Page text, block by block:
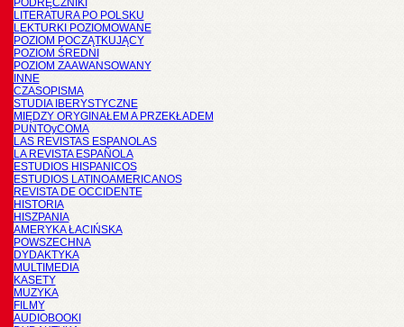
PODRĘCZNIKI
LITERATURA PO POLSKU
LEKTURKI POZIOMOWANE
POZIOM POCZĄTKUJĄCY
POZIOM ŚREDNI
POZIOM ZAAWANSOWANY
INNE
CZASOPISMA
STUDIA IBERYSTYCZNE
MIĘDZY ORYGINAŁEM A PRZEKŁADEM
PUNTOyCOMA
LAS REVISTAS ESPANOLAS
LA REVISTA ESPAÑOLA
ESTUDIOS HISPANICOS
ESTUDIOS LATINOAMERICANOS
REVISTA DE OCCIDENTE
HISTORIA
HISZPANIA
AMERYKA ŁACIŃSKA
POWSZECHNA
DYDAKTYKA
MULTIMEDIA
KASETY
MUZYKA
FILMY
AUDIOBOOKI